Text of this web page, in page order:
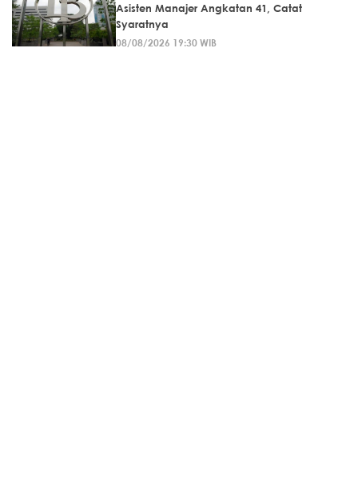
Asisten Manajer Angkatan 41, Catat
Syaratnya
08/08/2026 19:30 WIB